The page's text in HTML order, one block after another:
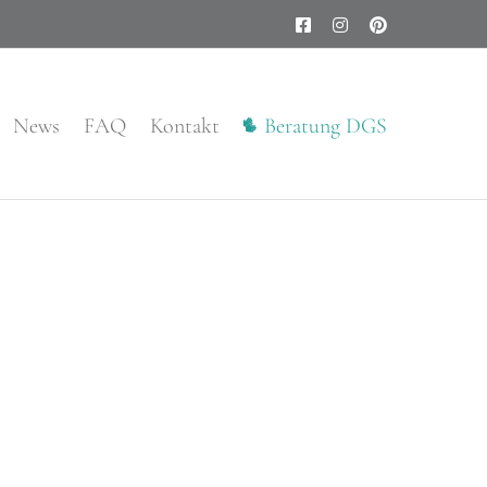
FacebookInstagramPinterest
News FAQ Kontakt Beratung DGS